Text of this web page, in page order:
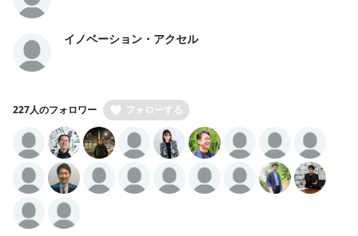
イノベーション・アクセル
227人のフォロワー フォローする